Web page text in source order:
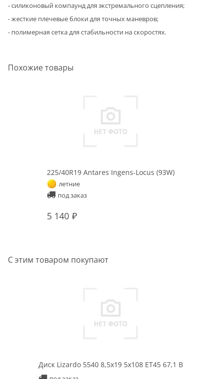
- силиконовый компаунд для экстремального сцепления;
- жесткие плечевые блоки для точных маневров;
- полимерная сетка для стабильности на скоростях.
Похожие товары
225/40R19 Antares Ingens-Locus (93W)
летние
под заказ
5 140
С этим товаром покупают
Диск Lizardo 5540 8,5x19 5x108 ET45 67,1 B